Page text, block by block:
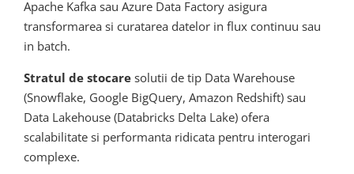
Apache Kafka sau Azure Data Factory asigura
transformarea si curatarea datelor in flux continuu sau
in batch.
Stratul de stocare solutii de tip Data Warehouse
(Snowflake, Google BigQuery, Amazon Redshift) sau
Data Lakehouse (Databricks Delta Lake) ofera
scalabilitate si performanta ridicata pentru interogari
complexe.